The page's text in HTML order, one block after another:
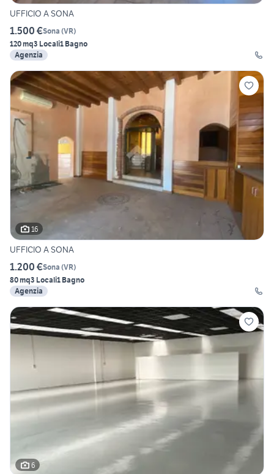
UFFICIO A SONA
1.500 €Sona (VR)
120 mq3 Locali1 Bagno
Agenzia
16
UFFICIO A SONA
1.200 €Sona (VR)
80 mq3 Locali1 Bagno
Agenzia
6